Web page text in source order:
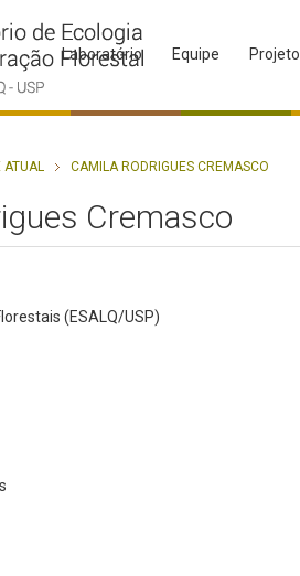
Laboratório Equipe
ATUAL CAMILA RODRIGUES CREMASCO
Cremasco
(ESALQ/USP)